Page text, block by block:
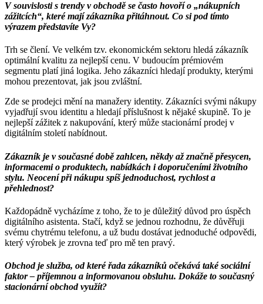
V souvislosti s trendy v obchodě se často hovoří o „nákupních
zážitcích“, které mají zákazníka přitáhnout. Co si pod tímto
výrazem představíte Vy?
Trh se člení. Ve velkém tzv. ekonomickém sektoru hledá zákazník
optimální kvalitu za nejlepší cenu. V budoucím prémiovém
segmentu platí jiná logika. Jeho zákazníci hledají produkty, kterými
mohou prezentovat, jak jsou zvláštní.
Zde se prodejci mění na manažery identity. Zákazníci svými nákupy
vyjadřují svou identitu a hledají příslušnost k nějaké skupině. To je
nejlepší zážitek z nakupování, který může stacionární prodej v
digitálním století nabídnout.
Zákazník je v současné době zahlcen, někdy až značně přesycen,
informacemi o produktech, nabídkách i doporučeními životního
stylu. Neocení při nákupu spíš jednoduchost, rychlost a
přehlednost?
Každopádně vycházíme z toho, že to je důležitý důvod pro úspěch
digitálního asistenta. Stačí, když se jednou rozhodnu, že důvěřuji
svému chytrému telefonu, a už budu dostávat jednoduché odpovědi,
který výrobek je zrovna teď pro mě ten pravý.
Obchod je služba, od které řada zákazníků očekává také sociální
faktor – příjemnou a informovanou obsluhu. Dokáže to současný
stacionární obchod využít?